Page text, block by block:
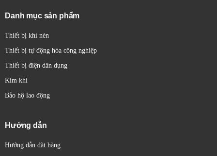
Danh mục sản phẩm
Thiết bị khí nén
Thiết bị tự động hóa công nghiệp
Thiết bị điện dân dụng
Kim khí
Bảo hộ lao động
Hướng dẫn
Hướng dẫn đặt hàng